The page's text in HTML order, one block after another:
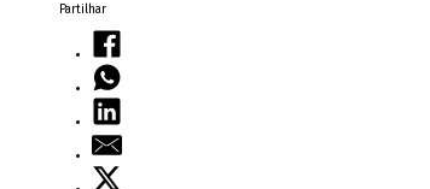
Partilhar